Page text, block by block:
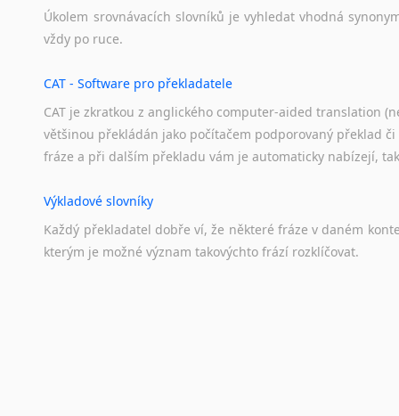
Úkolem srovnávacích slovníků je vyhledat vhodná
vždy po ruce.
CAT - Software pro překladatele
CAT je zkratkou z anglického computer-aided translation
většinou překládán jako počítačem podporovaný překlad
fráze a při dalším překladu vám je automaticky nabízejí,
Výkladové slovníky
Každý překladatel dobře ví, že některé fráze v daném
kterým je možné význam takovýchto frází rozklíčovat.